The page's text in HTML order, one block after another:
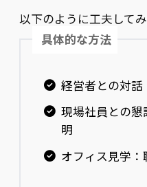
以下のように工夫してみ
具体的な方法
経営者との対
現場社員との
明
オフィス見学：